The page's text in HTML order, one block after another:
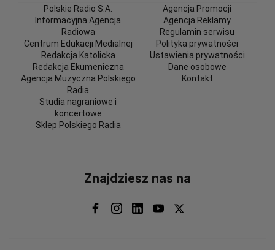
Polskie Radio S.A.
Informacyjna Agencja
Radiowa
Centrum Edukacji Medialnej
Redakcja Katolicka
Redakcja Ekumeniczna
Agencja Muzyczna Polskiego
Radia
Studia nagraniowe i
koncertowe
Sklep Polskiego Radia
Agencja Promocji
Agencja Reklamy
Regulamin serwisu
Polityka prywatności
Ustawienia prywatności
Dane osobowe
Kontakt
Znajdziesz nas na